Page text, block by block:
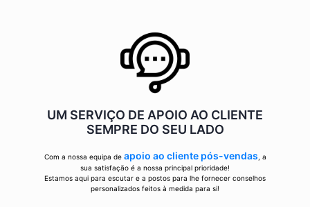
UM SERVIÇO DE APOIO AO CLIENTE
SEMPRE DO SEU LADO
Com a nossa equipa de apoio ao cliente pós-vendas , a
sua satisfação é a nossa principal prioridade!
Estamos aqui para escutar e a postos para lhe fornecer conselhos
personalizados feitos à medida para si!